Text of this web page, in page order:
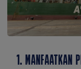
1. MANFAATKAN